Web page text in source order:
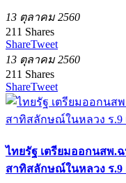
13 ตุลาคม 2560
211 Shares
ShareTweet
13 ตุลาคม 2560
211 Shares
ShareTweet
ไทยรัฐ เตรียมออกนสพ.
สาทิสลักษณ์ในหลวง ร.9